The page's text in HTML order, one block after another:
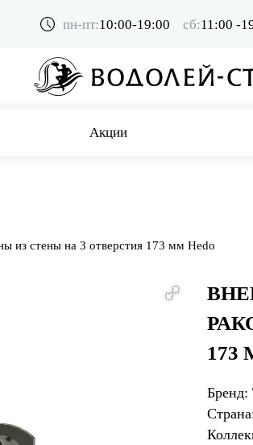
пн-пт:10:00-19:00 сб:11:00 -
Акции
из стены на 3 отверстия 173 мм Hedo
173
Бренд: